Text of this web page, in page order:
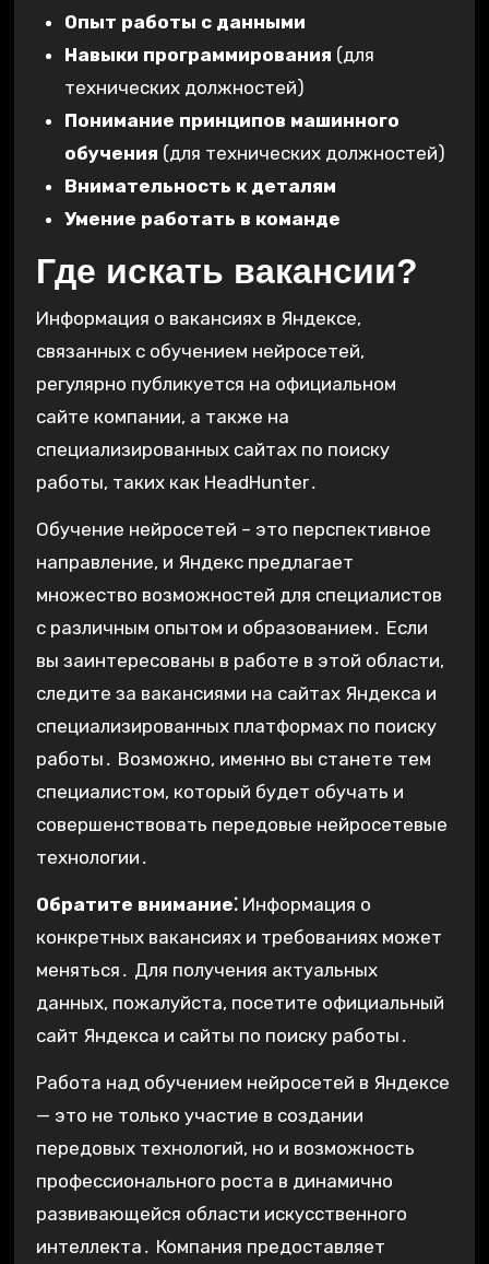
Опыт работы с данными
Навыки программирования (для
технических должностей)
Понимание принципов машинного
обучения (для технических должностей)
Внимательность к деталям
Умение работать в команде
Где искать вакансии?
Информация о вакансиях в Яндексе,
связанных с обучением нейросетей,
регулярно публикуется на официальном
сайте компании, а также на
специализированных сайтах по поиску
работы, таких как HeadHunter․
Обучение нейросетей – это перспективное
направление, и Яндекс предлагает
множество возможностей для специалистов
с различным опытом и образованием․ Если
вы заинтересованы в работе в этой области,
следите за вакансиями на сайтах Яндекса и
специализированных платформах по поиску
работы․ Возможно, именно вы станете тем
специалистом, который будет обучать и
совершенствовать передовые нейросетевые
технологии․
Обратите внимание⁚Информация о
конкретных вакансиях и требованиях может
меняться․ Для получения актуальных
данных, пожалуйста, посетите официальный
сайт Яндекса и сайты по поиску работы․
Работа над обучением нейросетей в Яндексе
— это не только участие в создании
передовых технологий, но и возможность
профессионального роста в динамично
развивающейся области искусственного
интеллекта․ Компания предоставляет